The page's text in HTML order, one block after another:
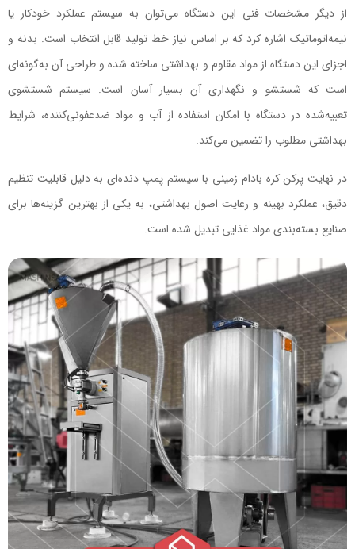
از دیگر مشخصات فنی این دستگاه می‌توان به سیستم عملکرد خودکار یا
نیمه‌اتوماتیک اشاره کرد که بر اساس نیاز خط تولید قابل انتخاب است. بدنه و
اجزای این دستگاه از مواد مقاوم و بهداشتی ساخته شده و طراحی آن به‌گونه‌ای
است که شستشو و نگهداری آن بسیار آسان است. سیستم شستشوی
تعبیه‌شده در دستگاه با امکان استفاده از آب و مواد ضدعفونی‌کننده، شرایط
بهداشتی مطلوب را تضمین می‌کند.
در نهایت پرکن کره بادام زمینی با سیستم پمپ دنده‌ای به دلیل قابلیت تنظیم
دقیق، عملکرد بهینه و رعایت اصول بهداشتی، به یکی از بهترین گزینه‌ها برای
صنایع بسته‌بندی مواد غذایی تبدیل شده است.